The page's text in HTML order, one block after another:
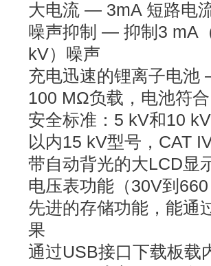
大电流 — 3mA 短路电
噪声抑制 — 抑制3 mA
kV）噪声
充电迅速的锂离子电池
100 MΩ负载，电池符
安全标准：5 kV和10
以内15 kV型号，CAT
带自动背光的大LCD显
电压表功能（30V到660
先进的存储功能，能通
果
通过USB接口下载板载